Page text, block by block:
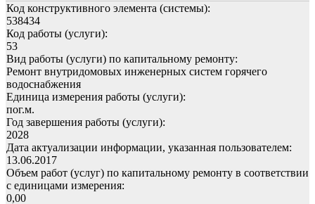
Код конструктивного элемента (системы):
538434
Код работы (услуги):
53
Вид работы (услуги) по капитальному ремонту:
Ремонт внутридомовых инженерных систем горячего
водоснабжения
Единица измерения работы (услуги):
пог.м.
Год завершения работы (услуги):
2028
Дата актуализации информации, указанная пользователем:
13.06.2017
Объем работ (услуг) по капитальному ремонту в соответствии
с единицами измерения:
0,00